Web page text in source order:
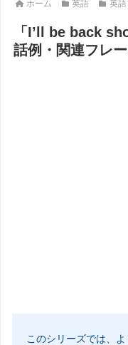
ホーム 英語 英
「I’ll be back
話例・関連フレ
このシリーズでは、